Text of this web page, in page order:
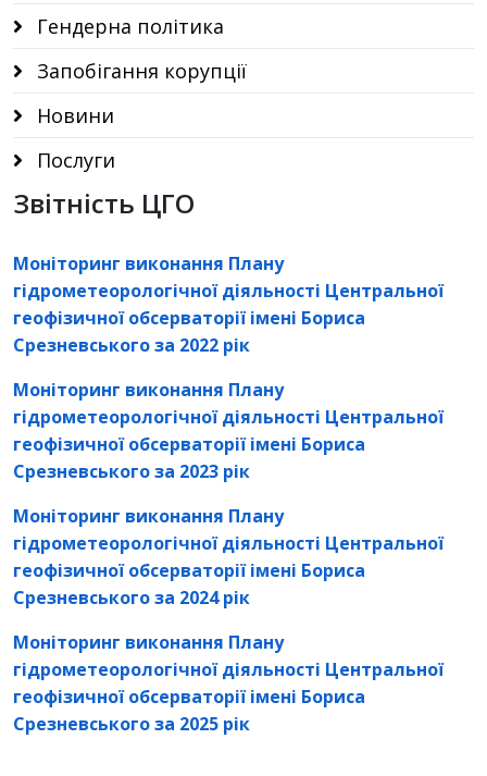
Гендерна політика
Запобігання корупції
Новини
Послуги
Звітність ЦГО
Моніторинг виконання Плану
гідрометеорологічної діяльності Центральної
геофізичної обсерваторії імені Бориса
Срезневського за 2022 рік
Моніторинг виконання Плану
гідрометеорологічної діяльності Центральної
геофізичної обсерваторії імені Бориса
Срезневського за 2023 рік
Моніторинг виконання Плану
гідрометеорологічної діяльності Центральної
геофізичної обсерваторії імені Бориса
Срезневського за 2024 рік
Моніторинг виконання Плану
гідрометеорологічної діяльності Центральної
геофізичної обсерваторії імені Бориса
Срезневського за 2025 рік